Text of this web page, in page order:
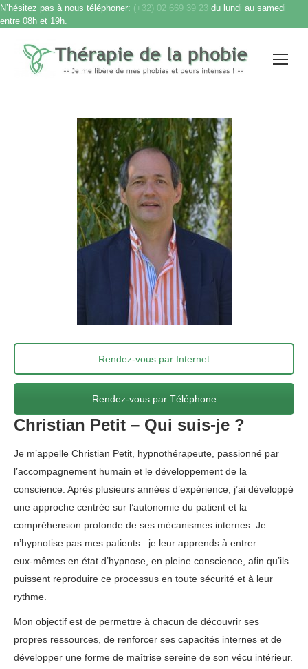
N’hésitez pas à nous téléphoner: (+32) 02 669 39 23 du lundi au samedi
entre 08h et 19h.
Christian Petit – Qui suis-je ?
Je m’appelle Christian Petit, hypnothérapeute, passionné par
l’accompagnement humain et le développement de la
conscience. Après plusieurs années d’expérience, j’ai développé
une approche centrée sur l’autonomie du patient et la
compréhension profonde de ses mécanismes internes. Je
n’hypnotise pas mes patients : je leur apprends à entrer
eux‑mêmes en état d’hypnose, en pleine conscience, afin qu’ils
puissent reproduire ce processus en toute sécurité et à leur
rythme.
Mon objectif est de permettre à chacun de découvrir ses
propres ressources, de renforcer ses capacités internes et de
développer une forme de maîtrise sereine de son vécu intérieur.
Rendez-vous par Internet
Rendez-vous par Téléphone